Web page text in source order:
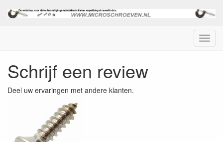
Menu
Schrijf een review
Deel uw ervaringen met andere klanten.